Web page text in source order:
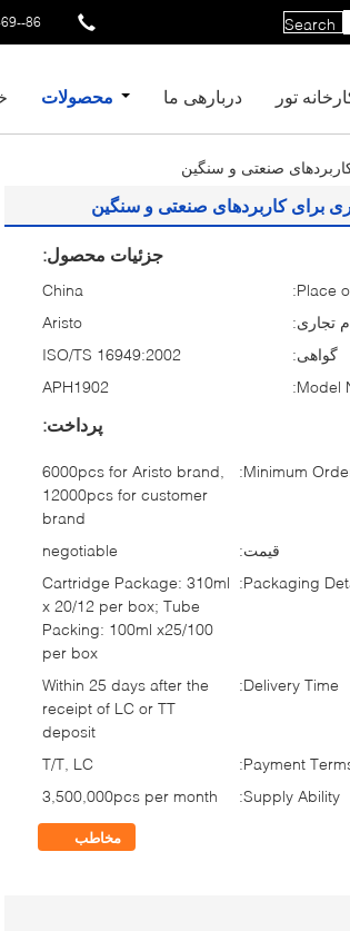
86--13751035469 Search
محصولات دربارهی ما تور
جزئیات محصول:
Place
China
تجاری:
Aristo
گواهی:
ISO/TS 16949:2002
Model
APH1902
پرداخت:
Minimum
6000pcs for Aristo brand,
12000pcs for customer
brand
قیمت:
negotiable
Packaging
Cartridge Package: 310ml
x 20/12 per box; Tube
Packing: 100ml x25/100
per box
Delivery Time:
Within 25 days after the
receipt of LC or TT
deposit
Payment
T/T, LC
Supply Ability:
3,500,000pcs per month
مخاطب